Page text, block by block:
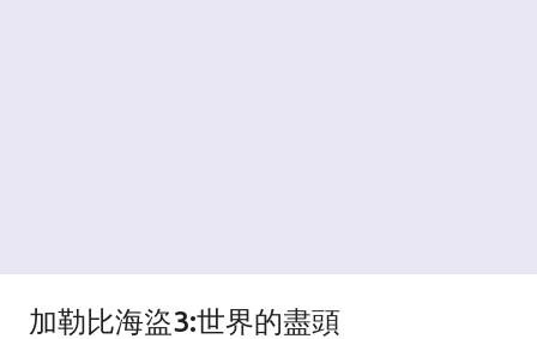
加勒比海盜3:世界的盡頭